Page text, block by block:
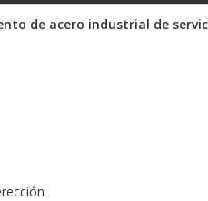
de acero industrial de